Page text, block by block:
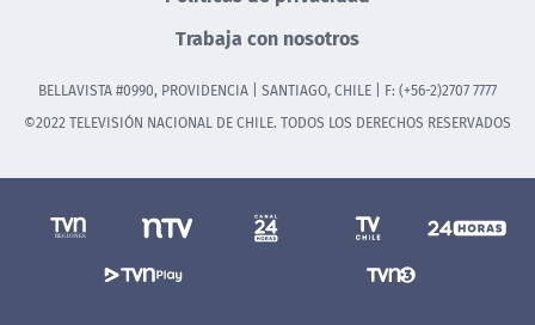
Trabaja con nosotros
BELLAVISTA #0990, PROVIDENCIA | SANTIAGO, CHILE | F: (+56-2)2707 7777
©2022 TELEVISIÓN NACIONAL DE CHILE. TODOS LOS DERECHOS RESERVADOS